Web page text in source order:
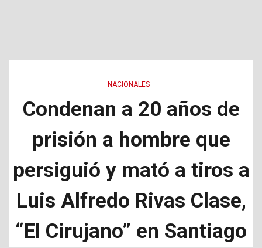
NACIONALES
Condenan a 20 años de
prisión a hombre que
persiguió y mató a tiros a
Luis Alfredo Rivas Clase,
“El Cirujano” en Santiago